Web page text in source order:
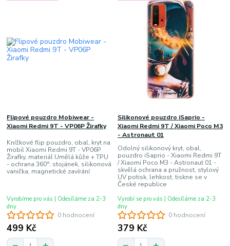
0 hodnocení
Flipové pouzdro Mobiwear -
Xiaomi Redmi 9T - VP06P Žirafky
Knížkové flip pouzdro, obal, kryt na
mobil Xiaomi Redmi 9T - VP06P
Žirafky, materiál Umělá kůže + TPU
- ochrana 360°, stojánek, silikonová
vanička, magnetické zavírání
499 Kč
Vyrobíme pro vás | Odesíláme za 2-3
dny
0 hodnocení
Silikonové pouzdro iSaprio -
Xiaomi Redmi 9T / Xiaomi Poco M3
- Astronaut 01
Odolný silikonový kryt, obal,
pouzdro iSaprio - Xiaomi Redmi 9T
/ Xiaomi Poco M3 - Astronaut 01 -
skvělá ochrana a pružnost, stylový
UV potisk, lehkost, tiskne se v
České republice
379 Kč
Vyrobí se pro vás | Odesíláme za 2-3
dny